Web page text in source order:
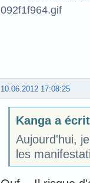
10.06.2012 17:08:25
Kanga a écrit
Aujourd'hui,
les